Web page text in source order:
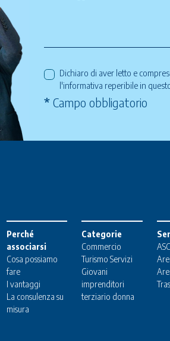
Dichiaro di aver letto e
l'informativa reperibile in
* Campo obbligatorio
Perché
associarsi
Cosa possiamo
fare
I vantaggi
La consulenza su
misura
Categorie
Commercio
Turismo Servizi
Giovani
imprenditori
terziario donna